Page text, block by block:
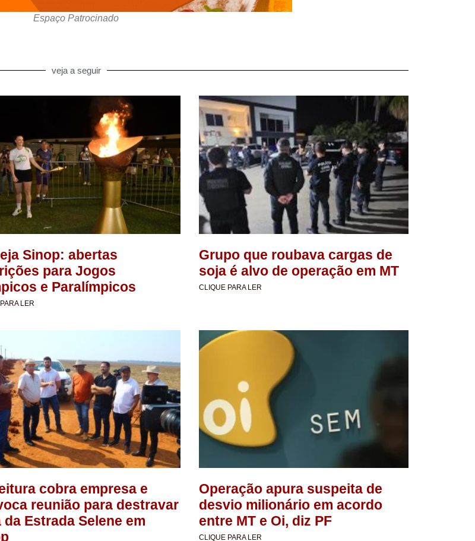
Espaço Patrocinado
veja a seguir
Sinop: abertas
para Jogos
e Paralímpicos
LER
Grupo que roubava cargas de
soja é alvo de operação em MT
CLIQUE PARA LER
cobra empresa e
reunião para destravar
da Estrada Selene em
Operação apura suspeita de
desvio milionário em acordo
entre MT e Oi, diz PF
CLIQUE PARA LER